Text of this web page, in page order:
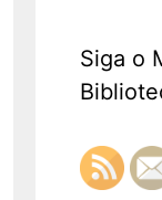
Siga o